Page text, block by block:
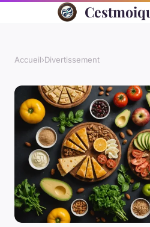
Accueil›Divertissement